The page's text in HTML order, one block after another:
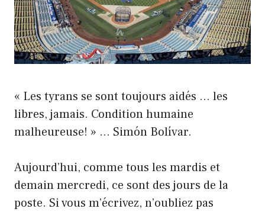
« Les tyrans se sont toujours aidés … les
libres, jamais. Condition humaine
malheureuse! » … Simón Bolívar.
Aujourd’hui, comme tous les mardis et
demain mercredi, ce sont des jours de la
poste. Si vous m’écrivez, n’oubliez pas